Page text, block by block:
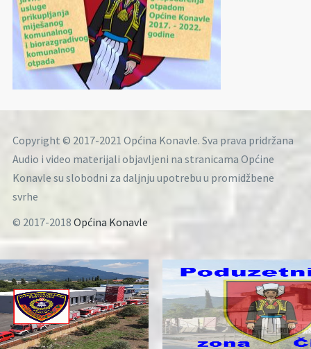
Copyright © 2017-2021 Općina Konavle. Sva prava pridržana
Audio i video materijali objavljeni na stranicama Općine
Konavle su slobodni za daljnju upotrebu u promidžbene
svrhe
© 2017-2018 Općina Konavle